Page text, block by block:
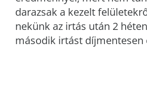
darazsak a kezelt
nekünk az irtás után 2
második irtást díjmentesen